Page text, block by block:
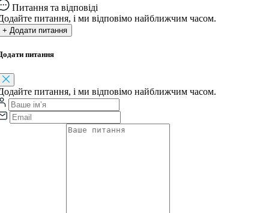
Питання та відповіді
питання, і ми відповімо найближчим часом.
+ Додати питання
питання
питання, і ми відповімо найближчим часом.